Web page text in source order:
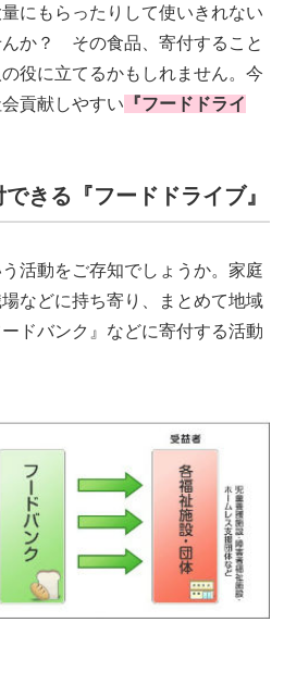
にもらったりして使いきれない
か？ その食品、寄付すること
役に立てるかもしれません。今
貢献しやすい 『フードドライ
きる『フードドライブ』
う活動をご存知でしょうか。家庭
などに持ち寄り、まとめて地域
ドバンク』などに寄付する活動